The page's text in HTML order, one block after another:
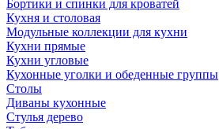
Бортики и спинки для кроватей
Кухня и столовая
Модульные коллекции для кухни
Кухни прямые
Кухни угловые
Кухонные уголки и обеденные группы
Столы
Диваны кухонные
Стулья дерево